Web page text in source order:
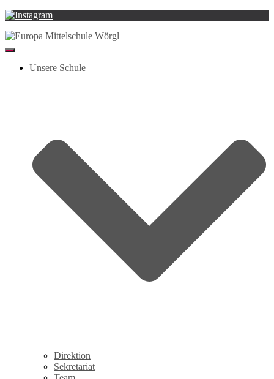
Navigation
umschaltenUnsere Schule
Direktion
Sekretariat